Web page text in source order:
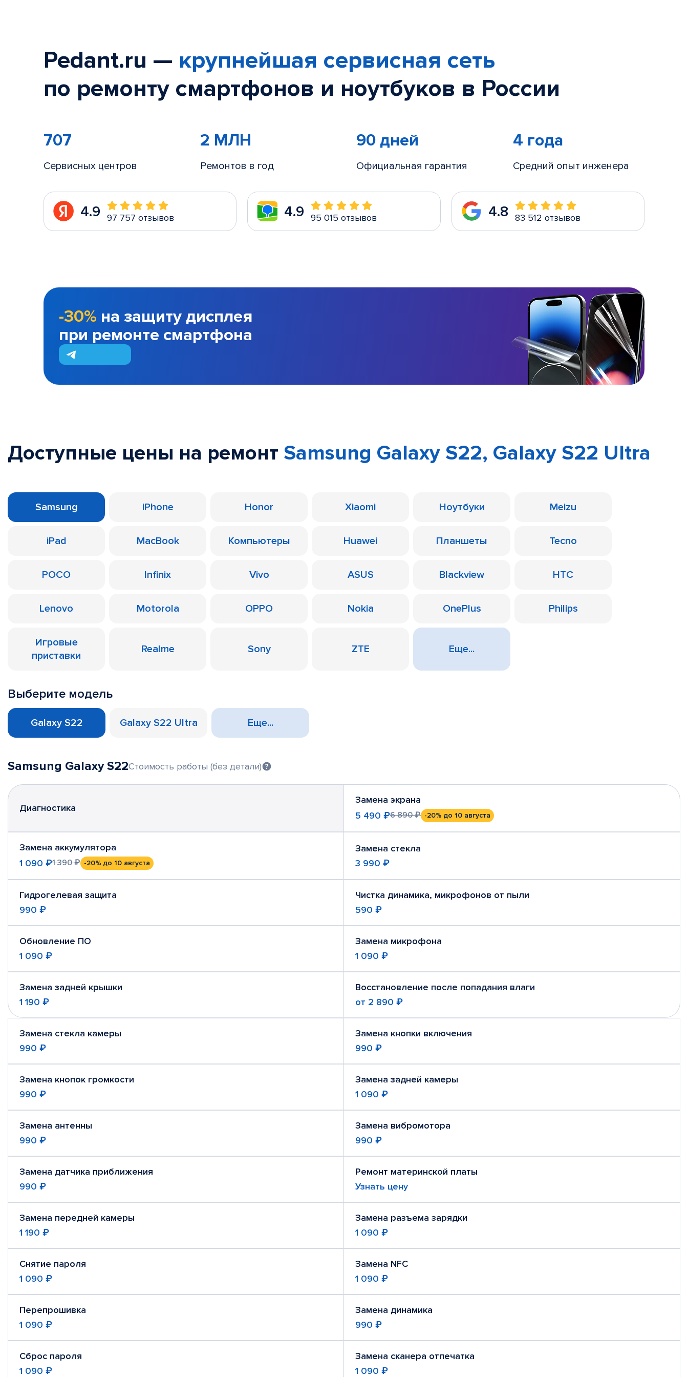
Pedant.ru — крупнейшая сервисная сеть
по ремонту смартфонов и ноутбуков в России
707
Сервисных центров
2 МЛН
Ремонтов в год
90 дней
Официальная гарантия
4 года
Средний опыт инженера
4.9 97 757 отзывов 4.9 95 015 отзывов 4.8 83 512 отзывов
-30% на защиту дисплея
при ремонте смартфона
Доступные цены на ремонт Samsung Galaxy S22, Galaxy S22 Ultra
Samsung iPhone Honor Xiaomi Ноутбуки Meizu
iPad MacBook Компьютеры Huawei Планшеты Tecno
POCO Infinix Vivo ASUS Blackview HTC
Lenovo Motorola OPPO Nokia OnePlus Philips
Игровые
приставки
Realme Sony ZTE Еще...
Выберите модель
Galaxy S22 Galaxy S22 Ultra Еще...
Samsung Galaxy S22Стоимость работы (без детали)
Диагностика
Замена экрана
5 490 ₽6 890 ₽ -20% до 10 августа
Замена аккумулятора
1 090 ₽1 390 ₽ -20% до 10 августа
Замена стекла
3 990 ₽
Гидрогелевая защита
990 ₽
Чистка динамика, микрофонов от пыли
590 ₽
Обновление ПО
1 090 ₽
Замена микрофона
1 090 ₽
Замена задней крышки
1 190 ₽
Восстановление после попадания влаги
от 2 890 ₽
Замена стекла камеры
990 ₽
Замена кнопки включения
990 ₽
Замена кнопок громкости
990 ₽
Замена задней камеры
1 090 ₽
Замена антенны
990 ₽
Замена вибромотора
990 ₽
Замена датчика приближения
990 ₽
Ремонт материнской платы
Узнать цену
Замена передней камеры
1 190 ₽
Замена разъема зарядки
1 090 ₽
Снятие пароля
1 090 ₽
Замена NFC
1 090 ₽
Перепрошивка
1 090 ₽
Замена динамика
990 ₽
Сброс пароля
1 090 ₽
Замена сканера отпечатка
1 090 ₽